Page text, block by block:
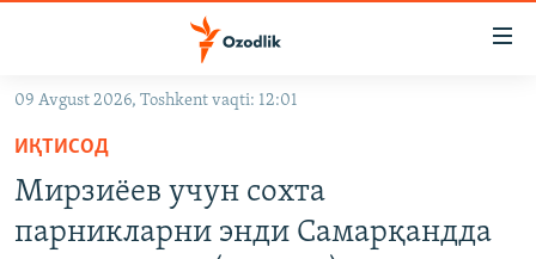
Асосий
навигацияга
ўтинг
Қидиришга
OZODARXIV
09 Avgust 2026, Toshkent vaqti: 12:01
ИҚТИСОД
Мирзиёев учун сохта
парникларни энди Самарқандда